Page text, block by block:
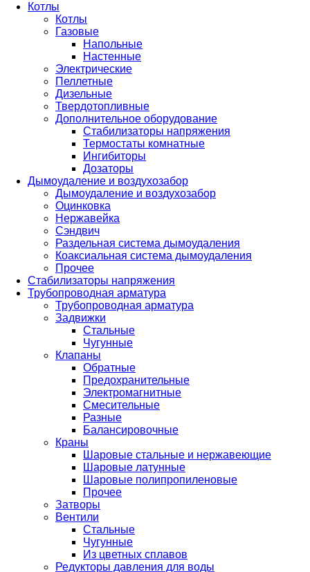
Котлы
Котлы
Газовые
Напольные
Настенные
Электрические
Пеллетные
Дизельные
Твердотопливные
Дополнительное оборудование
Стабилизаторы напряжения
Термостаты комнатные
Ингибиторы
Дозаторы
Дымоудаление и воздухозабор
Дымоудаление и воздухозабор
Оцинковка
Нержавейка
Сэндвич
Раздельная система дымоудаления
Коаксиальная система дымоудаления
Прочее
Стабилизаторы напряжения
Трубопроводная арматура
Трубопроводная арматура
Задвижки
Стальные
Чугунные
Клапаны
Обратные
Предохранительные
Электромагнитные
Смесительные
Разные
Балансировочные
Краны
Шаровые стальные и нержавеющие
Шаровые латунные
Шаровые полипропиленовые
Прочее
Затворы
Вентили
Стальные
Чугунные
Из цветных сплавов
Редукторы давления для воды